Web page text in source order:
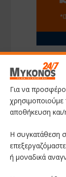
Για να
χρησιμοποιούμε
αποθήκευση
Η συγκατάθεση
ή μοναδικά